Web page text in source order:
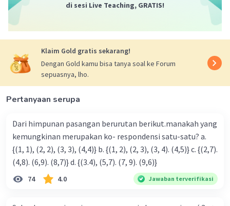
di sesi Live Teaching, GRATIS!
Klaim Gold gratis sekarang!
Dengan Gold kamu bisa tanya soal ke Forum
sepuasnya, lho.
Pertanyaan serupa
Dari himpunan pasangan berurutan berikut.manakah yang
kemungkinan merupakan ko- respondensi satu-satu? a.
{(1, 1), (2, 2), (3, 3), (4,4)} b. {(1, 2), (2, 3), (3, 4). (4,5)} c. {(2,7).
(4,8). (6,9). (8,7)} d. {(3.4), (5,7). (7, 9). (9,6)}
74 4.0 Jawaban terverifikasi